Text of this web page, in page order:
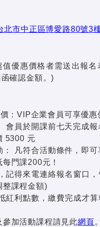
北市中正區博愛路80號3
優惠價格者需送出報名
確認金額。)
：VIP企業會員可享優惠
會員於開課前七天完成
5300 元
凡符合活動條件，即
門課200元！
記得來電連絡報名窗口
整課程金額)
紅利點數，繳費完成才算
加活動課程請見此網頁。